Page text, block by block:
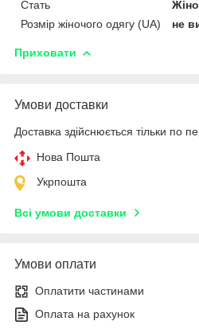
Стать
Розмір жіночого одягу (UA)
не
Приховати
Умови доставки
Доставка здійснюється тільки по
Нова Пошта
Укрпошта
Всі умови доставки
Умови оплати
Оплатити частинами
Оплата на рахунок